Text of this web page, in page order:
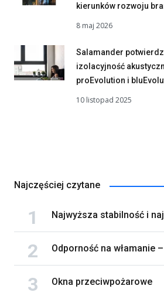
kierunków rozwoju
8 maj 2026
Salamander
izolacyjność
proEvolution i
10 listopad 2025
Najczęściej czytane
Najwyższa stabilność i
Odporność na włamanie
Okna przeciwpożarowe